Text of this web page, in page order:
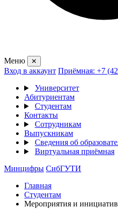
Меню ✕
Вход в аккаунт Приёмная: +7
Университет
Абитуриентам
Студентам
Контакты
Сотрудникам
Выпускникам
Сведения об
Виртуальная приёмная
Минцифры СибГУТИ
Главная
Студентам
Мероприятия и